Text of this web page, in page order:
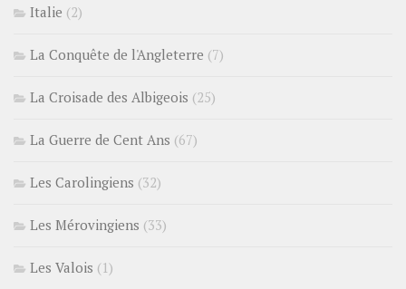
Italie (2)
La Conquête de l'Angleterre (7)
La Croisade des Albigeois (25)
La Guerre de Cent Ans (67)
Les Carolingiens (32)
Les Mérovingiens (33)
Les Valois (1)